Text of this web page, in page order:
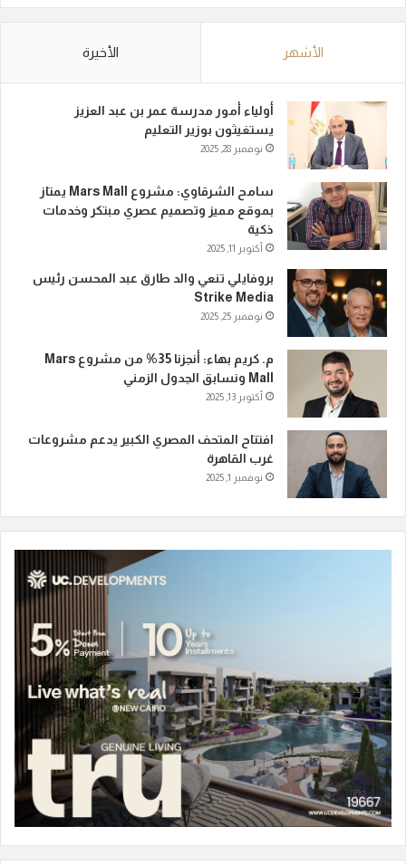
الأشهر الأخيرة
أولياء أمور مدرسة عمر بن عبد العزيز
يستغيثون بوزير التعليم
نوفمبر 28, 2025
سامح الشرقاوي: مشروع Mars Mall يمتاز
بموقع مميز وتصميم عصري مبتكر وخدمات
ذكية
أكتوبر 11, 2025
بروفايلي تنعي والد طارق عبد المحسن رئيس
Strike Media
نوفمبر 25, 2025
م. كريم بهاء: أنجزنا 35% من مشروع Mars
Mall ونسابق الجدول الزمني
أكتوبر 13, 2025
افتتاح المتحف المصري الكبير يدعم مشروعات
غرب القاهرة
نوفمبر 1, 2025